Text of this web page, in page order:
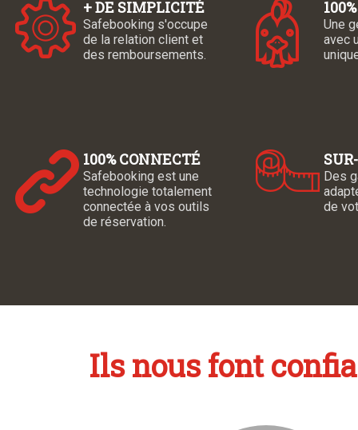
+ DE SIMPLICITÉ
Safebooking s'occupe
de la relation client et
des remboursements.
Une
avec
100% CONNECTÉ
Safebooking est une
technologie totalement
connectée à vos outils
de réservation.
Des
de
Ils nous font